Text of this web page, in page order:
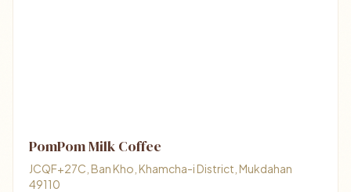
PomPom Milk Coffee
JCQF+27C, Ban Kho, Khamcha-i District, Mukdahan
49110